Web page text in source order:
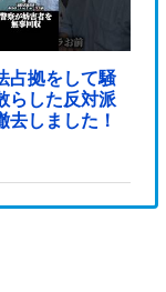
占拠をして騒
らした反対派
去しました！